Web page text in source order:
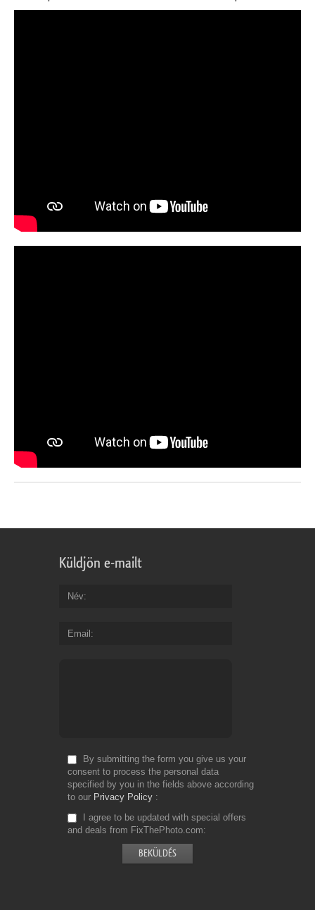
Küldjön e-mailt
Név
Email
By submitting the form you give us your
consent to process the personal data
specified by you in the fields above according
to our Privacy Policy
I agree to be updated with special offers
and deals from FixThePhoto.com